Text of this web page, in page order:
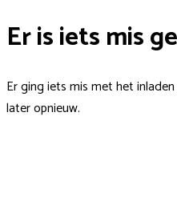
Er is iets mis
Er ging iets mis met het
later opnieuw.